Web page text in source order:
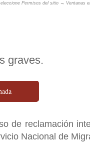
Permisos del sitio → Ventanas
graves.
de reclamación
Nacional de